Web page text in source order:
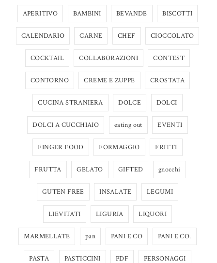
APERITIVO BAMBINI BEVANDE BISCOTTI
CALENDARIO CARNE CHEF CIOCCOLATO
COCKTAIL COLLABORAZIONI CONTEST
CONTORNO CREME E ZUPPE CROSTATA
CUCINA STRANIERA DOLCE DOLCI
DOLCI A CUCCHIAIO eating out EVENTI
FINGER FOOD FORMAGGIO FRITTI
FRUTTA GELATO GIFTED gnocchi
GUTEN FREE INSALATE LEGUMI
LIEVITATI LIGURIA LIQUORI
MARMELLATE pan PANI E CO PANI E CO.
PASTA PASTICCINI PDF PERSONAGGI